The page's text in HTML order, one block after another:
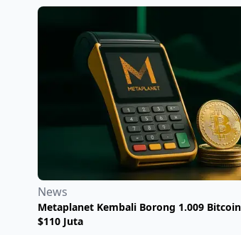
News
Metaplanet Kembali Borong 1.009
$110 Juta